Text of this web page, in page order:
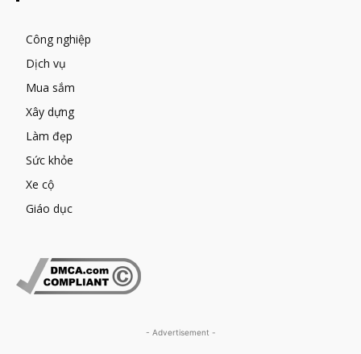
Công nghiệp
Dịch vụ
Mua sắm
Xây dựng
Làm đẹp
Sức khỏe
Xe cộ
Giáo dục
- Advertisement -